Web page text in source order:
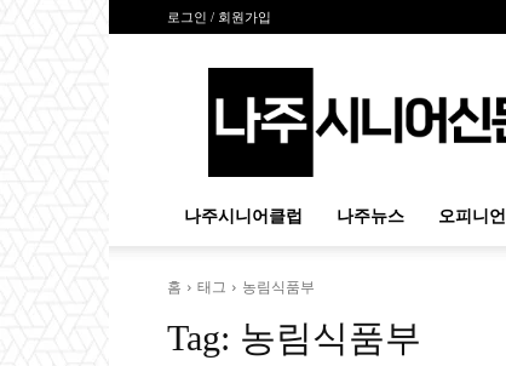
로그인 / 회원가입
시
신
문
나주시니어클럽 나주뉴스 오피니언
홈 태그 농림식품부
Tag: 농림식품부